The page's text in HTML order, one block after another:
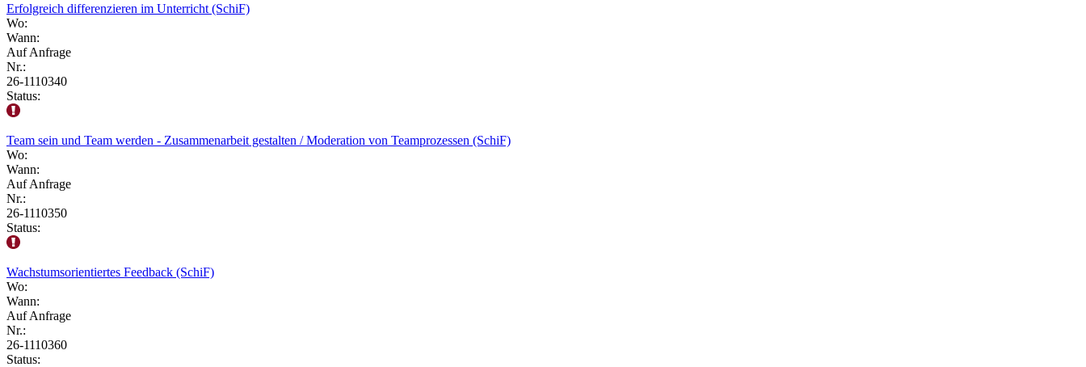
Erfolgreich differenzieren im Unterricht (SchiF)
Wo:
Wann:
Auf Anfrage
Nr.:
26-1110340
Status:
Team sein und Team werden - Zusammenarbeit gestalten / Moderation von Teamprozessen (SchiF)
Wo:
Wann:
Auf Anfrage
Nr.:
26-1110350
Status:
Wachstumsorientiertes Feedback (SchiF)
Wo:
Wann:
Auf Anfrage
Nr.:
26-1110360
Status: